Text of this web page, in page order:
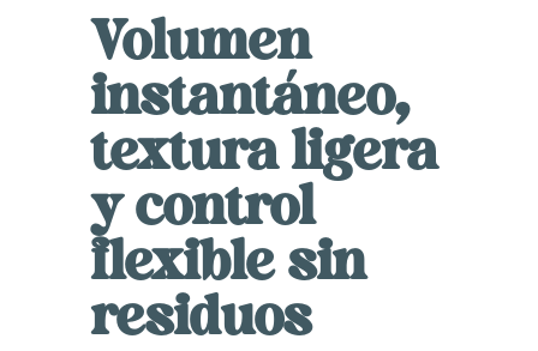
cantidad
Volumen
instantáneo,
textura ligera
y control
flexible sin
residuos